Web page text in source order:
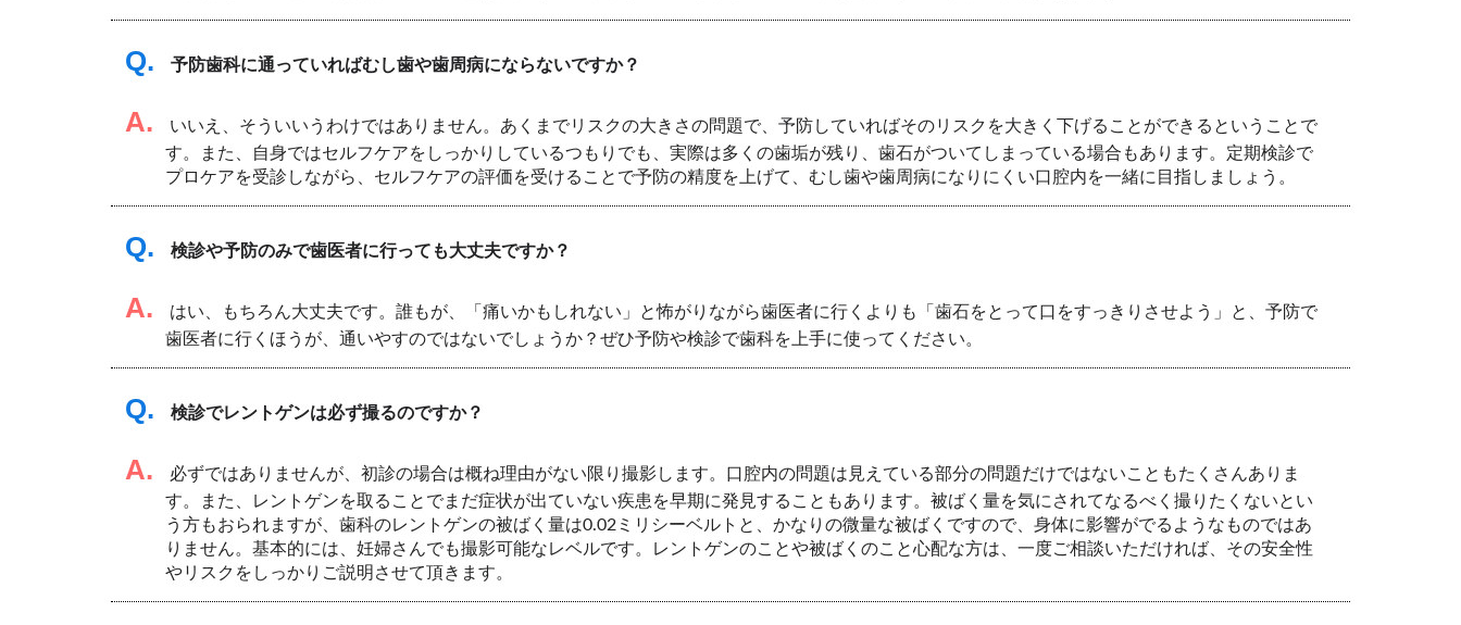
Q. 予防歯科に通っていればむし歯や歯周病にならないですか？
A.
いいえ、そういいうわけではありません。あくまでリスクの大きさの問題で、予防していればそのリスクを大きく下げることができるということで
す。また、自身ではセルフケアをしっかりしているつもりでも、実際は多くの歯垢が残り、歯石がついてしまっている場合もあります。定期検診で
プロケアを受診しながら、セルフケアの評価を受けることで予防の精度を上げて、むし歯や歯周病になりにくい口腔内を一緒に目指しましょう。
Q. 検診や予防のみで歯医者に行っても大丈夫ですか？
A.
はい、もちろん大丈夫です。誰もが、「痛いかもしれない」と怖がりながら歯医者に行くよりも「歯石をとって口をすっきりさせよう」と、予防で
歯医者に行くほうが、通いやすのではないでしょうか？ぜひ予防や検診で歯科を上手に使ってください。
Q. 検診でレントゲンは必ず撮るのですか？
A.
必ずではありませんが、初診の場合は概ね理由がない限り撮影します。口腔内の問題は見えている部分の問題だけではないこともたくさんありま
す。また、レントゲンを取ることでまだ症状が出ていない疾患を早期に発見することもあります。被ばく量を気にされてなるべく撮りたくないとい
う方もおられますが、歯科のレントゲンの被ばく量は0.02ミリシーベルトと、かなりの微量な被ばくですので、身体に影響がでるようなものではあ
りません。基本的には、妊婦さんでも撮影可能なレベルです。レントゲンのことや被ばくのこと心配な方は、一度ご相談いただければ、その安全性
やリスクをしっかりご説明させて頂きます。